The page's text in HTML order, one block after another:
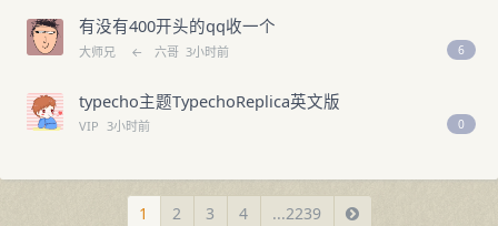
有没有400开头的qq收一个
大师兄 ← 六哥 3小时前 6
typecho主题TypechoReplica英文版
VIP 3小时前 0
1 2 3 4 ...2239